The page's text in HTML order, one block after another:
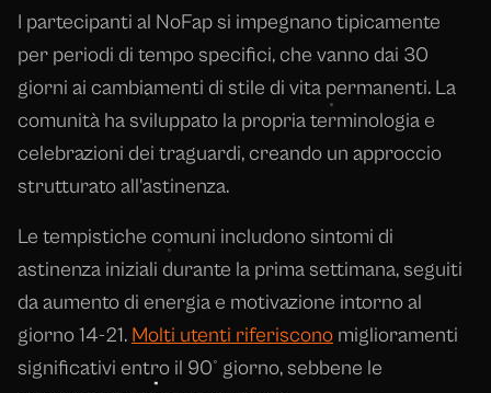
I partecipanti al NoFap si impegnano tipicamente
per periodi di tempo specifici, che vanno dai 30
giorni ai cambiamenti di stile di vita permanenti. La
comunità ha sviluppato la propria terminologia e
celebrazioni dei traguardi, creando un approccio
strutturato all'astinenza.
Le tempistiche comuni includono sintomi di
astinenza iniziali durante la prima settimana, seguiti
da aumento di energia e motivazione intorno al
giorno 14-21. Molti utenti riferiscono miglioramenti
significativi entro il 90° giorno, sebbene le